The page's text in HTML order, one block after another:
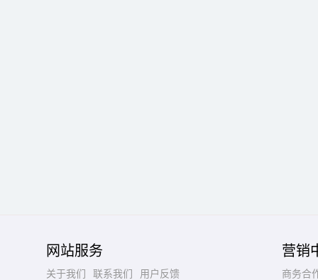
网站服务
关于我们 联系我们
用户反馈
营销
商务合